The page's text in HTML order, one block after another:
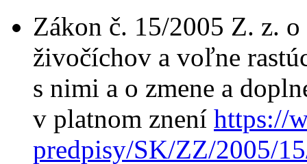
Zákon č. 15/2005 Z. z.
živočíchov a voľne
s nimi a o zmene a
v platnom znení https://
predpisy/SK/ZZ/2005/